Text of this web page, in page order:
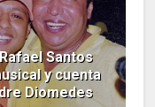
Santos
y cuenta
Diomedes